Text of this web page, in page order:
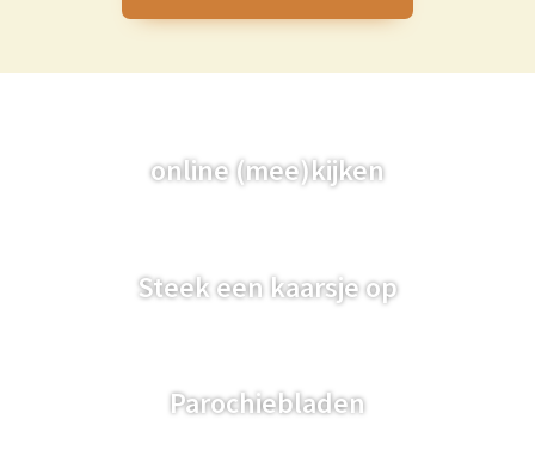
online (mee)kijken
Steek een kaarsje op
Parochiebladen